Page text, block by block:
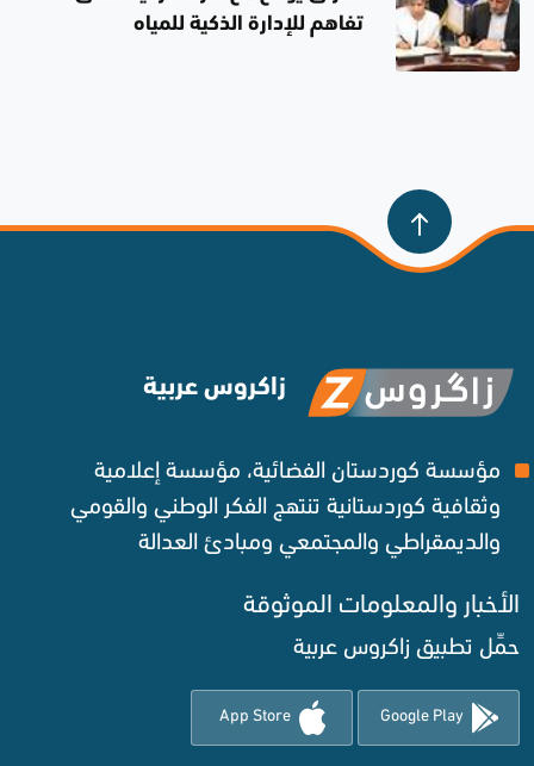
تفاهم للإدارة الذكية للمياه
زاكروس عربية
مؤسسة كوردستان الفضائية، مؤسسة إعلامية
وثقافية كوردستانية تنتهج الفكر الوطني والقومي
والديمقراطي والمجتمعي ومبادئ العدالة ‌
الأخبار والمعلومات الموثوقة‌
حمِّل تطبيق زاكروس عربية
Google Play
App Store